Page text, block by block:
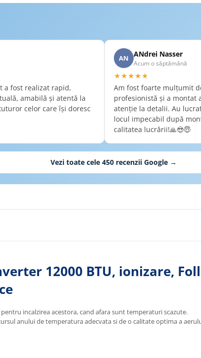
a fost realizat rapid,
amabilă și atentă la
celor care își doresc
AN ANdrei Nasser
Acum o săptămână
★★★★★
Am fost foarte mulțumit
profesionistă și a montat
atenție la detalii. Au
locul impecabil după
calitatea lucrării!🙏😎😇
Vezi toate cele 450recenzii Google →
12000 BTU, ionizare,
incalzirea acestora, cand afara sunt temperaturi scazute.
anului de temperatura adecvata si de o calitate optima a